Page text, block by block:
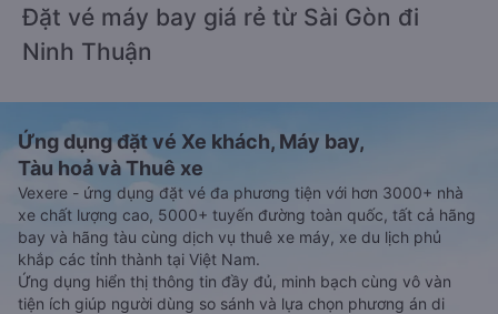
Đặt vé máy bay giá rẻ từ Sài Gòn đi
Ninh Thuận
Ứng dụng đặt vé Xe khách, Máy bay,
Tàu hoả và Thuê xe
Vexere - ứng dụng đặt vé đa phương tiện với hơn 3000+ nhà
xe chất lượng cao, 5000+ tuyến đường toàn quốc, tất cả hãng
bay và hãng tàu cùng dịch vụ thuê xe máy, xe du lịch phủ
khắp các tỉnh thành tại Việt Nam.
Ứng dụng hiển thị thông tin đầy đủ, minh bạch cùng vô vàn
tiện ích giúp người dùng so sánh và lựa chọn phương án di